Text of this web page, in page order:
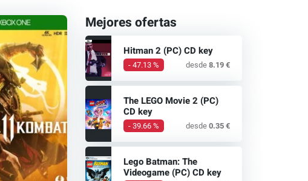
Mejores ofertas
Hitman 2 (PC) CD key
- 47.13 % desde 8.19 €
The LEGO Movie 2 (PC)
CD key
- 39.66 % desde 0.35 €
Lego Batman: The
Videogame (PC) CD key